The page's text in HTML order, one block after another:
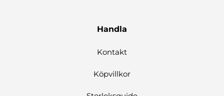
Handla
Kontakt
Köpvillkor